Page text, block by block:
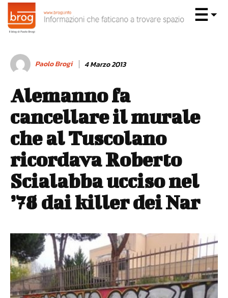
Paolo Brogi 4 Marzo 2013
Alemanno fa
cancellare il murale
che al Tuscolano
ricordava Roberto
Scialabba ucciso nel
’78 dai killer dei Nar